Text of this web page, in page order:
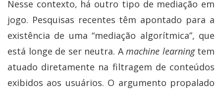
Nesse contexto, há outro tipo de mediação em
jogo. Pesquisas recentes têm apontado para a
existência de uma “mediação algorítmica”, que
está longe de ser neutra. Amachine learningtem
atuado diretamente na filtragem de conteúdos
exibidos aos usuários. O argumento propalado